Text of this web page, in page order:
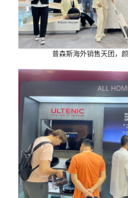
普森斯海外销售天团，